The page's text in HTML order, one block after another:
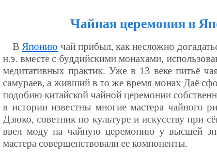
Чайная церемония в
В Японию чай прибыл, как несложно
н.э. вместе с буддийскими монахами,
медитативных практик. Уже в 13 веке питьё
самураев, а живший в то же время монах Даё
подобию китайской чайной церемонии
в истории известны многие мастера чайного
Дзюко, советник по культуре и искусству при
ввел моду на чайную церемонию у высшей
мастера совершенствовали ее компоненты.